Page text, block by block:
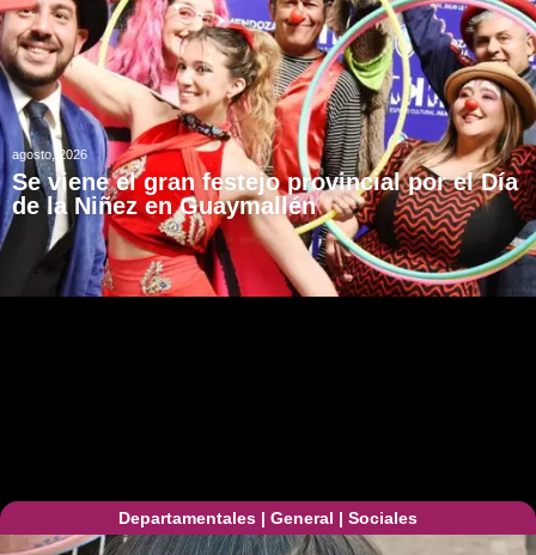
agosto, 2026
Se viene el gran festejo provincial por el Día
de la Niñez en Guaymallén
Departamentales | General | Sociales